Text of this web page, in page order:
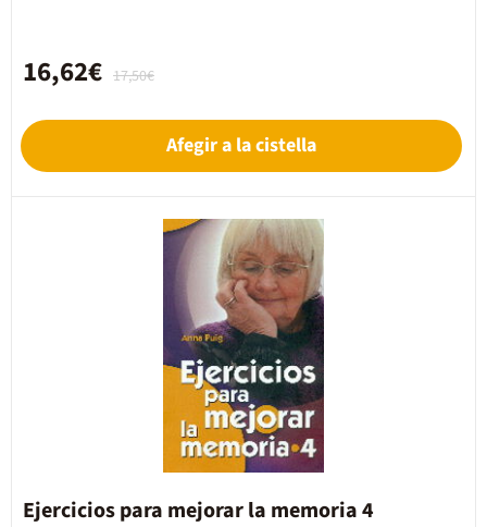
17,50€
16,62€
Afegir a la cistella
Ejercicios para mejorar la memoria 4